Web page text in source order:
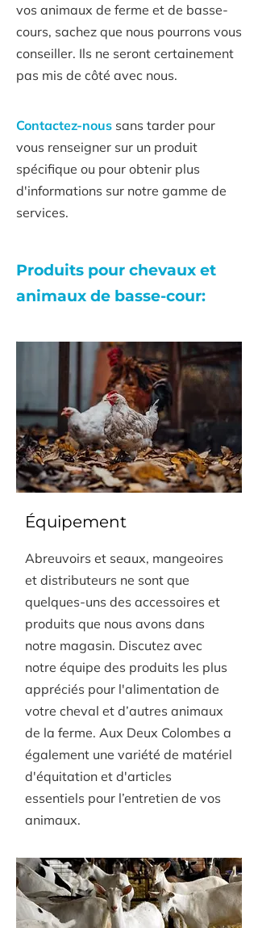
vos animaux de ferme et de basse-
cours, sachez que nous pourrons vous
conseiller. Ils ne seront certainement
pas mis de côté avec nous.
Contactez-nous sans tarder pour
vous renseigner sur un produit
spécifique ou pour obtenir plus
d'informations sur notre gamme de
services.
Produits pour chevaux et
animaux de basse-cour:
Équipement
Abreuvoirs et seaux, mangeoires
et distributeurs ne sont que
quelques-uns des accessoires et
produits que nous avons dans
notre magasin. Discutez avec
notre équipe des produits les plus
appréciés pour l'alimentation de
votre cheval et d’autres animaux
de la ferme. Aux Deux Colombes a
également une variété de matériel
d'équitation et d'articles
essentiels pour l’entretien de vos
animaux.